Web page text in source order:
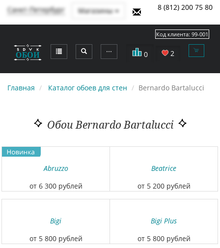
Санкт-Петербург Магазины 8 (812) 200 75 80
⋯ 0 2
Код клиента: 99-001
Главная Каталог обоев для стен Bernardo Bartalucci
Обои Bernardo Bartalucci
Abruzzo
от 6 300 рублей
Beatrice
от 5 200 рублей
Bigi
от 5 800 рублей
Bigi Plus
от 5 800 рублей